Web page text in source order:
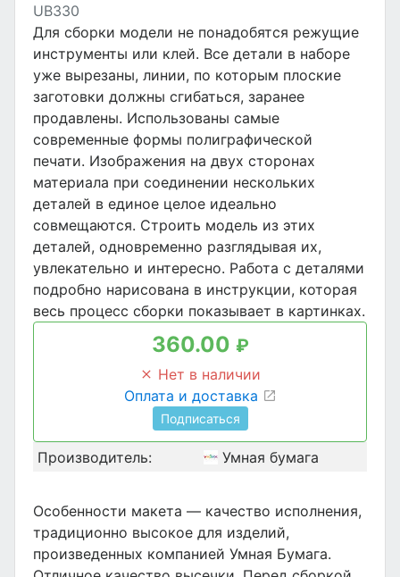
UB330
Для сборки модели не понадобятся режущие
инструменты или клей. Все детали в наборе
уже вырезаны, линии, по которым плоские
заготовки должны сгибаться, заранее
продавлены. Использованы самые
современные формы полиграфической
печати. Изображения на двух сторонах
материала при соединении нескольких
деталей в единое целое идеально
совмещаются. Строить модель из этих
деталей, одновременно разглядывая их,
увлекательно и интересно. Работа с деталями
подробно нарисована в инструкции, которая
весь процесс сборки показывает в картинках.
360.00 ₽
Нет в наличии
Оплата и доставка
Подписаться
Производитель: Умная бумага
Особенности макета — качество исполнения,
традиционно высокое для изделий,
произведенных компанией Умная Бумага.